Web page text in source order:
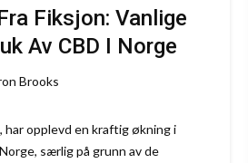
Fiksjon: Vanlige
Av CBD I Norge
Brooks
har opplevd en kraftig økning i
særlig på grunn av de